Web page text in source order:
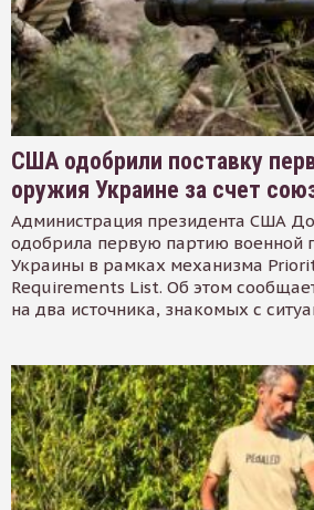
США одобрили поставку
оружия Украине за счет
Администрация президента США
одобрила первую партию военной
Украины в рамках механизма
Requirements List. Об этом
на два источника, знакомых с